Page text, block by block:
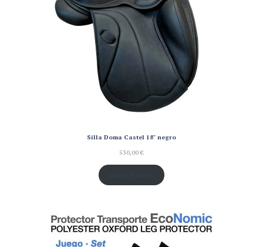
Silla Doma Castel 18" negro
530,00€
Añadir al carrito